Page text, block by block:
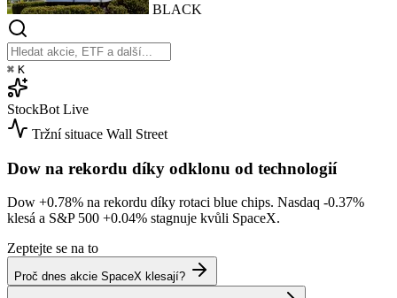
BLACK
⌘ K
StockBot Live
Tržní situace Wall Street
Dow na rekordu díky odklonu od technologií
Dow +0.78% na rekordu díky rotaci blue chips. Nasdaq -0.37%
klesá a S&P 500 +0.04% stagnuje kvůli SpaceX.
Zeptejte se na to
Proč dnes akcie SpaceX klesají?